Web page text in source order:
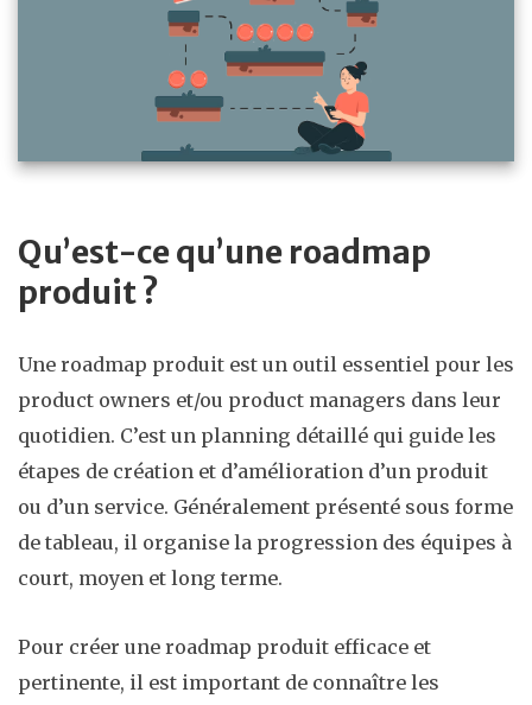
Qu’est-ce qu’une roadmap
produit ?
Une roadmap produit est un outil essentiel pour les
product owners et/ou product managers dans leur
quotidien. C’est un planning détaillé qui guide les
étapes de création et d’amélioration d’un produit
ou d’un service. Généralement présenté sous forme
de tableau, il organise la progression des équipes à
court, moyen et long terme.
Pour créer une roadmap produit efficace et
pertinente, il est important de connaître les